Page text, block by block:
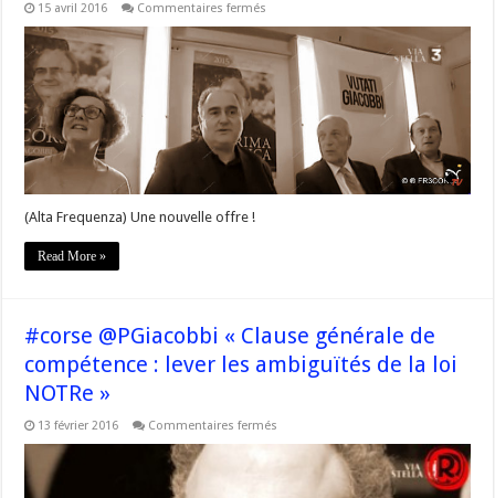
15 avril 2016 Commentaires fermés
–
Budget
primitif
2016
de
la
CTC
:
Paul
Giacobbi
réagit
à
(Alta Frequenza) Une nouvelle offre !
Read More »
#corse @PGiacobbi « Clause générale de
compétence : lever les ambiguïtés de la loi
NOTRe »
13 février 2016 Commentaires fermés
@PGiacobbi
« Clause